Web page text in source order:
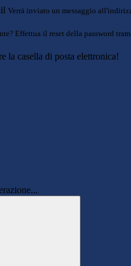
Verrà inviato un messaggio
Effettua il reset della password
la casella di posta elettronica!